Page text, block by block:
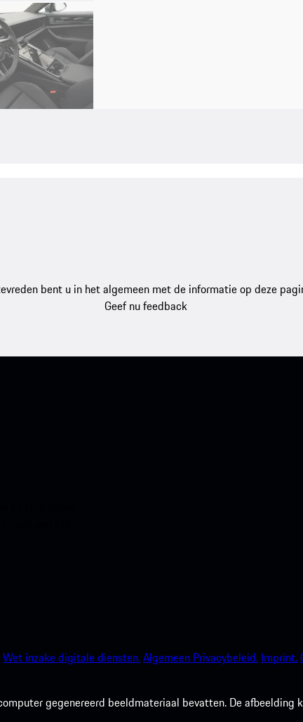
bent u in het algemeen met de informatie op deze
Geef nu feedback
Wet inzake digitale diensten.Algemeen Privacybeleid. Imprint.
gegenereerd beeldmateriaal bevatten. De